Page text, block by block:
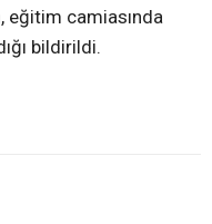
eğitim camiasında
bildirildi.